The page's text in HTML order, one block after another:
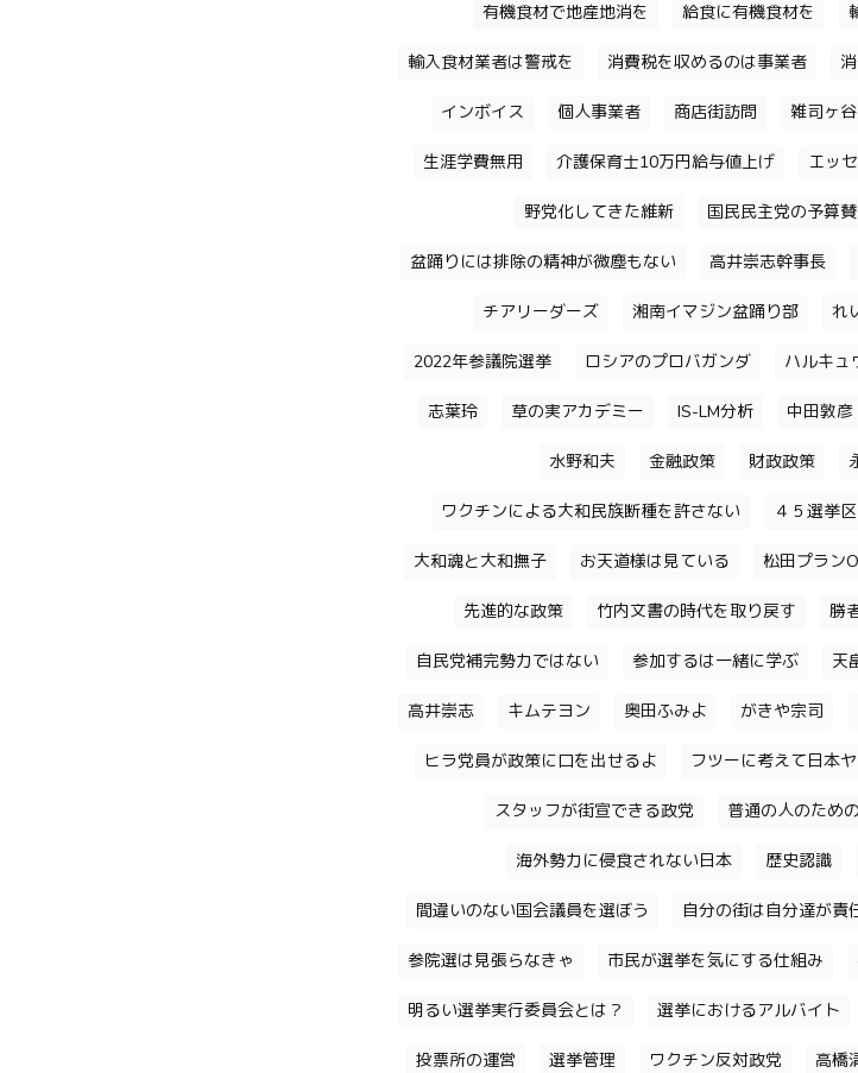
有機食材で地産地消を 給食に有機食材を
輸入食材業者は警戒を 消費税を収めるのは事業者
インボイス 個人事業者 商店街訪問 雑司ヶ谷
生涯学費無用 介護保育士10万円給与値上げ エッ
野党化してきた維新 国民民主党の予算
盆踊りには排除の精神が微塵もない 高井崇志幹事長
チアリーダーズ 湘南イマジン盆踊り部 れ
2022年参議院選挙 ロシアのプロバガンダ ハルキュ
志葉玲 草の実アカデミー IS-LM分析 中田敦彦
水野和夫 金融政策 財政政策
ワクチンによる大和民族断種を許さない ４５選挙
大和魂と大和撫子 お天道様は見ている 松田プラン
先進的な政策 竹内文書の時代を取り戻す 勝
自民党補完勢力ではない 参加するは一緒に学ぶ 天
高井崇志 キムテヨン 奥田ふみよ がきや宗司
ヒラ党員が政策に口を出せるよ フツーに考えて日本
スタッフが街宣できる政党 普通の人のため
海外勢力に侵食されない日本 歴史認識
間違いのない国会議員を選ぼう 自分の街は自分達が責
参院選は見張らなきゃ 市民が選挙を気にする仕組み
明るい選挙実行委員会とは？ 選挙におけるアルバイト
投票所の運営 選挙管理 ワクチン反対政党 高橋